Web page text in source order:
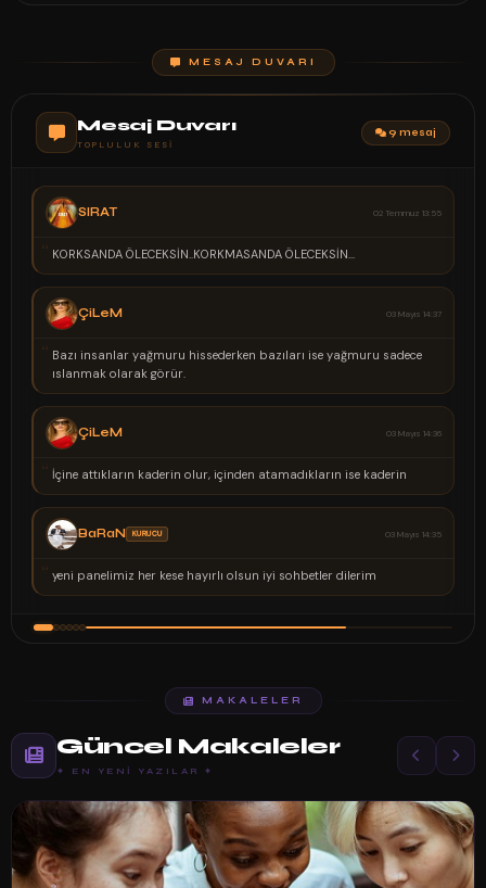
MESAJ DUVARI
Mesaj Duvarı
TOPLULUK SESI
9 mesaj
SIRAT 02 Temmuz 13:55
KORKSANDA ÖLECEKSİN..KORKMASANDA ÖLECEKSİN...
ÇiLeM 03 Mayıs 14:37
Bazı insanlar yağmuru hissederken bazıları ise yağmuru sadece
ıslanmak olarak görür.
ÇiLeM 03 Mayıs 14:36
İçine attıkların kaderin olur, içinden atamadıkların ise kaderin
BaRaN KURUCU 03 Mayıs 14:35
yeni panelimiz her kese hayırlı olsun iyi sohbetler dilerim
MAKALELER
Güncel Makaleler
✦ EN YENI YAZILAR ✦
SESLICHAT